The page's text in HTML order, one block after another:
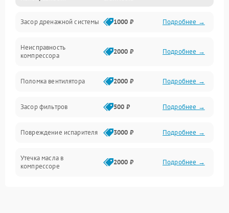
Управление
Электропитание
Засор дренажной системы 1000 ₽ Подробнее →
Неисправность
компрессора
2000 ₽ Подробнее →
Поломка вентилятора 2000 ₽ Подробнее →
Засор фильтров 500 ₽ Подробнее →
Повреждение испарителя 3000 ₽ Подробнее →
Утечка масла в
компрессоре
2000 ₽ Подробнее →